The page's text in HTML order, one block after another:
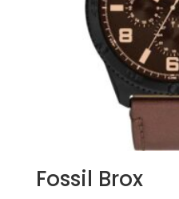
Fossil Brox